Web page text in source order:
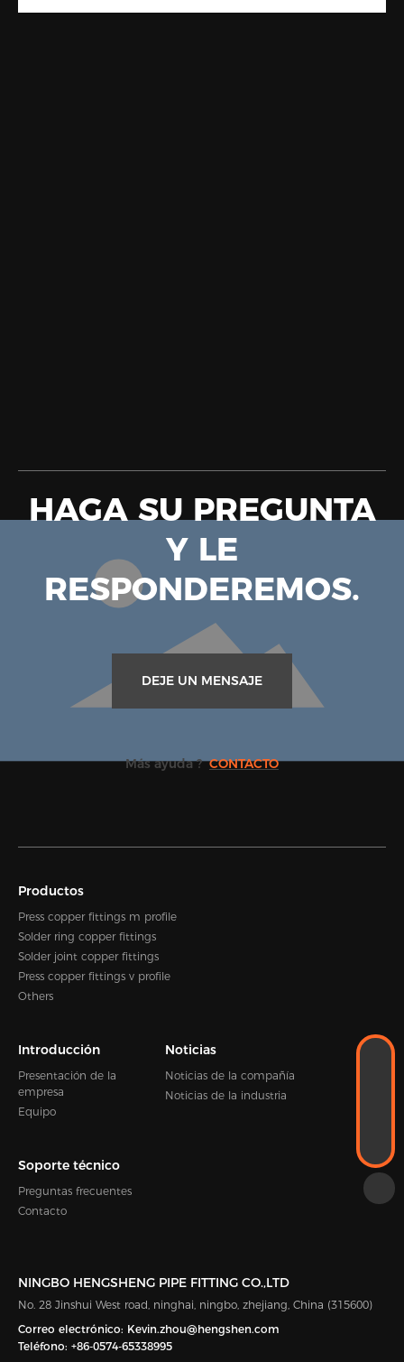
HAGA SU PREGUNTA
Y LE
RESPONDEREMOS.
DEJE UN MENSAJE
Más ayuda ?CONTACTO
Productos
Press copper fittings m profile
Solder ring copper fittings
Solder joint copper fittings
Press copper fittings v profile
Others
Introducción
Presentación de la
empresa
Equipo
Noticias
Noticias de la compañía
Noticias de la industria
Soporte técnico
Preguntas frecuentes
Contacto
NINGBO HENGSHENG PIPE FITTING CO.,LTD
No. 28 Jinshui West road, ninghai, ningbo, zhejiang, China (315600)
Correo electrónico: Kevin.zhou@hengshen.com
Teléfono: +86-0574-65338995
+86-18989338889
CORREO ELECTRÓNICO